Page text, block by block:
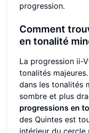
progression.
Comment
en tonalité
La progression ii-
tonalités
dans les tonalités
sombre et plus
progressions en
des Quintes est